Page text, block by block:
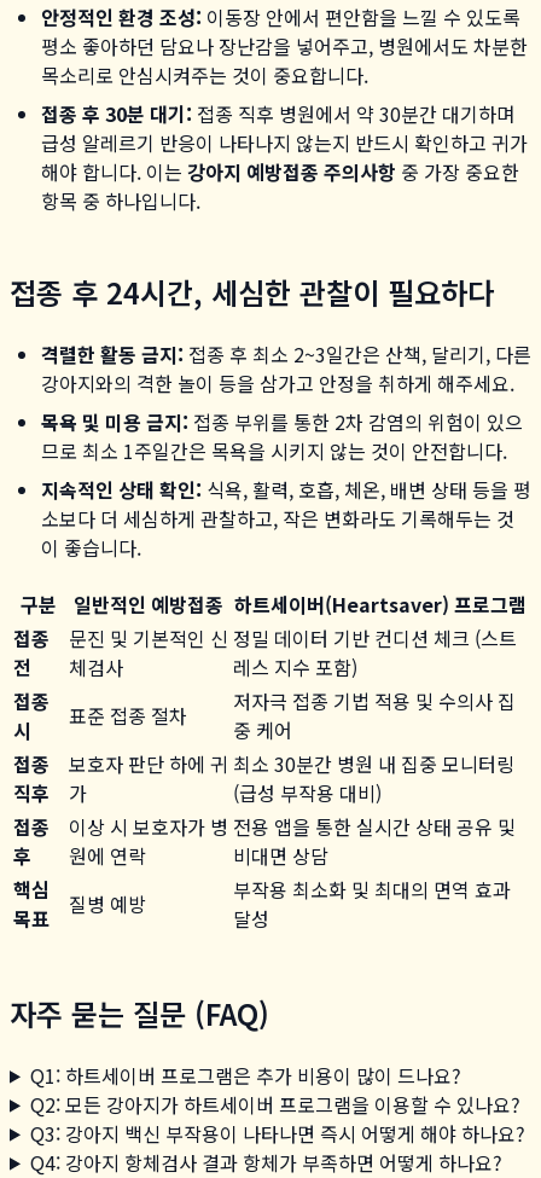
안정적인 환경 조성: 이동장 안에서 편안함을 느낄 수 있도록
평소 좋아하던 담요나 장난감을 넣어주고, 병원에서도 차분한
목소리로 안심시켜주는 것이 중요합니다.
접종 후 30분 대기: 접종 직후 병원에서 약 30분간 대기하며
급성 알레르기 반응이 나타나지 않는지 반드시 확인하고 귀가
해야 합니다. 이는 강아지 예방접종 주의사항 중 가장 중요한
항목 중 하나입니다.
접종 후 24시간, 세심한 관찰이 필요하다
격렬한 활동 금지: 접종 후 최소 2~3일간은 산책, 달리기, 다른
강아지와의 격한 놀이 등을 삼가고 안정을 취하게 해주세요.
목욕 및 미용 금지: 접종 부위를 통한 2차 감염의 위험이 있으
므로 최소 1주일간은 목욕을 시키지 않는 것이 안전합니다.
지속적인 상태 확인: 식욕, 활력, 호흡, 체온, 배변 상태 등을 평
소보다 더 세심하게 관찰하고, 작은 변화라도 기록해두는 것
이 좋습니다.
구분
일반적인 예방접종 하트세이버(Heartsaver) 프로그램
접종
전
문진 및 기본적인 신
체검사
정밀 데이터 기반 컨디션 체크 (스트
레스 지수 포함)
접종
시
표준 접종 절차
저자극 접종 기법 적용 및 수의사 집
중 케어
접종
직후
보호자 판단 하에 귀
가
최소 30분간 병원 내 집중 모니터링
(급성 부작용 대비)
접종
후
이상 시 보호자가 병
원에 연락
전용 앱을 통한 실시간 상태 공유 및
비대면 상담
핵심
목표
질병 예방
부작용 최소화 및 최대의 면역 효과
달성
자주 묻는 질문 (FAQ)
Q1: 하트세이버 프로그램은 추가 비용이 많이 드나요?
Q2: 모든 강아지가 하트세이버 프로그램을 이용할 수 있나요?
Q3: 강아지 백신 부작용이 나타나면 즉시 어떻게 해야 하나요?
Q4: 강아지 항체검사 결과 항체가 부족하면 어떻게 하나요?